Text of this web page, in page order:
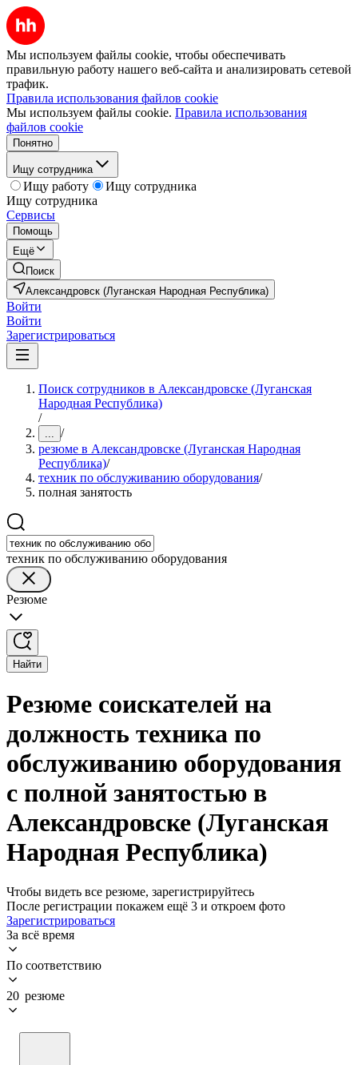
Мы используем файлы cookie, чтобы обеспечивать
правильную работу нашего веб-сайта и анализировать сетевой
трафик.
Правила использования файлов cookie
Мы используем файлы cookie. Правила использования
файлов cookie
Понятно
Ищу сотрудника
Ищу работу
Ищу сотрудника
Ищу сотрудника
Сервисы
Помощь
Ещё
Поиск
Александровск (Луганская Народная Республика)
Войти
Войти
Зарегистрироваться
Поиск сотрудников в Александровске (Луганская
Народная Республика)
/
... /
резюме в Александровске (Луганская Народная
Республика)/
техник по обслуживанию оборудования/
полная занятость
техник по обслуживанию оборудования
Резюме
Найти
Резюме соискателей на
должность техника по
обслуживанию оборудования
с полной занятостью в
Александровске (Луганская
Народная Республика)
Чтобы видеть все резюме, зарегистрируйтесь
После регистрации покажем ещё 3 и откроем фото
Зарегистрироваться
За всё время
По соответствию
20 резюме